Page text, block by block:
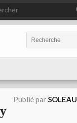
Publié parSOLEAU